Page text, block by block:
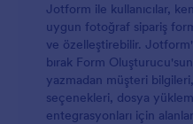
Jotform ile kullanıcılar,
uygun fotoğraf sipariş
ve özelleştirebilir.
bırak Form
yazmadan müşteri
seçenekleri, dosya
entegrasyonları için